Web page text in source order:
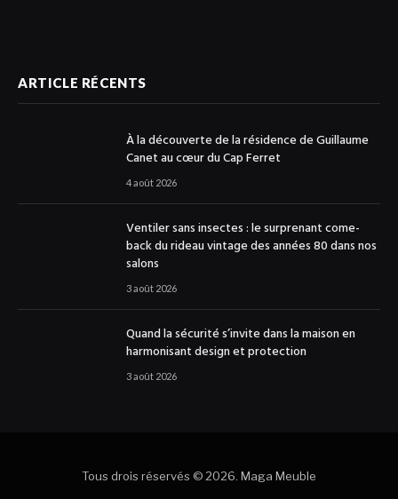
ARTICLE RÉCENTS
À la découverte de la résidence de Guillaume
Canet au cœur du Cap Ferret
4 août 2026
Ventiler sans insectes : le surprenant come-
back du rideau vintage des années 80 dans nos
salons
3 août 2026
Quand la sécurité s’invite dans la maison en
harmonisant design et protection
3 août 2026
Tous drois réservés © 2026. Maga Meuble